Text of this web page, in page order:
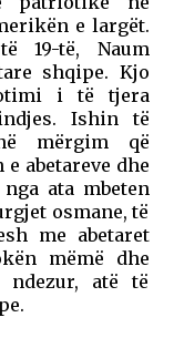
e largët.
19-të, Naum
shqipe. Kjo
i të tjera
Ishin të
mërgim që
abetareve dhe
ata mbeten
osmane, të
me abetaret
mëmë dhe
atë të